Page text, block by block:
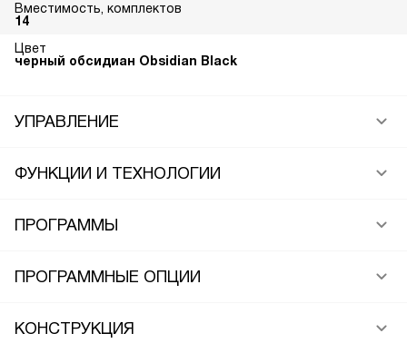
Вместимость, комплектов
14
Цвет
черный обсидиан Obsidian Black
УПРАВЛЕНИЕ
ФУНКЦИИ И ТЕХНОЛОГИИ
ПРОГРАММЫ
ПРОГРАММНЫЕ ОПЦИИ
КОНСТРУКЦИЯ